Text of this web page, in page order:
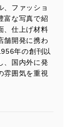
、ファッショ
富な写真で紹
、仕上げ材料
舗開発に携わ
年の創刊以
、国内外に発
雰囲気を重視